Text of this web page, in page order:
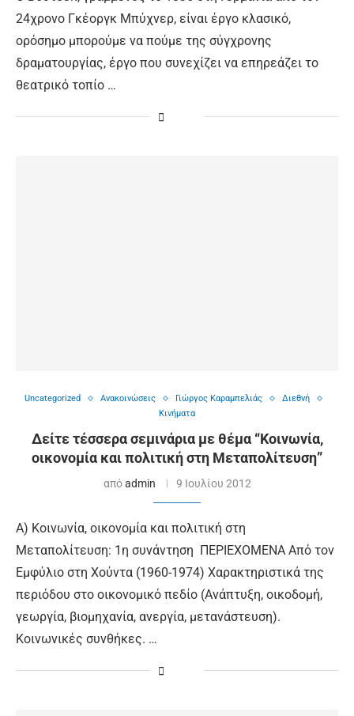
24χρονο Γκέοργκ Μπύχνερ, είναι έργο κλασικό,
ορόσημο μπορούμε να πούμε της σύγχρονης
δραματουργίας, έργο που συνεχίζει να επηρεάζει το
θεατρικό τοπίο …
Uncategorized Ανακοινώσεις Γιώργος Καραμπελιάς
Διεθνή
Κινήματα
Δείτε τέσσερα σεμινάρια με θέμα “Κοινωνία,
οικονομία και πολιτική στη Μεταπολίτευση”
απόadmin 9 Ιουλίου 2012
Α) Κοινωνία, οικονομία και πολιτική στη
Μεταπολίτευση: 1η συνάντηση ΠΕΡΙΕΧΟΜΕΝΑ Από τον
Εμφύλιο στη Χούντα (1960-1974) Χαρακτηριστικά της
περιόδου στο οικονομικό πεδίο (Ανάπτυξη, οικοδομή,
γεωργία, βιομηχανία, ανεργία, μετανάστευση).
Κοινωνικές συνθήκες. …